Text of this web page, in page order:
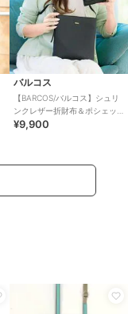
バルコス
【BARCOS/バルコス】シュリ
ンクレザー折財布＆ポシェッ
ト＜ルーニア＞
¥9,900